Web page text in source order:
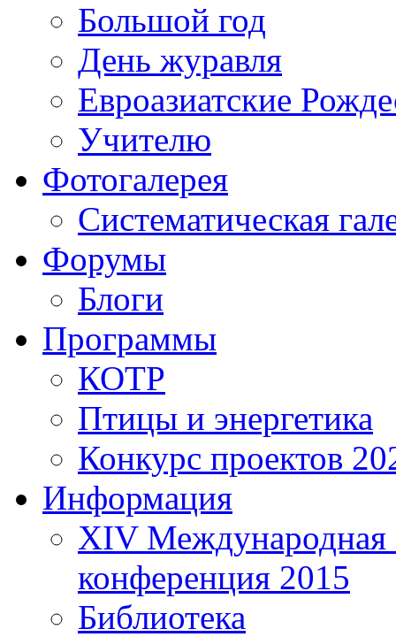
Большой год
День журавля
Евроазиатские
Учителю
Фотогалерея
Систематическая
Форумы
Блоги
Программы
КОТР
Птицы и энергетика
Конкурс проектов
Информация
XIV Международная
конференция 2015
Библиотека